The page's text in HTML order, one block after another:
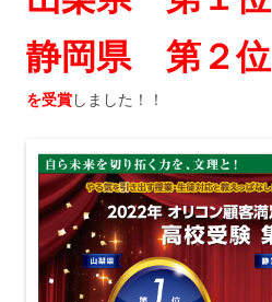
静岡県 第２位
を受賞しました！！